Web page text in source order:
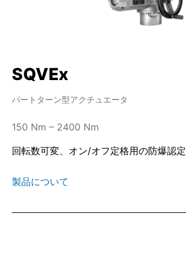
SQVEx
パートターン型アクチュエータ
150 Nm – 2400 Nm
回転数可変、オン/オフ定格用の防爆認定
製品について